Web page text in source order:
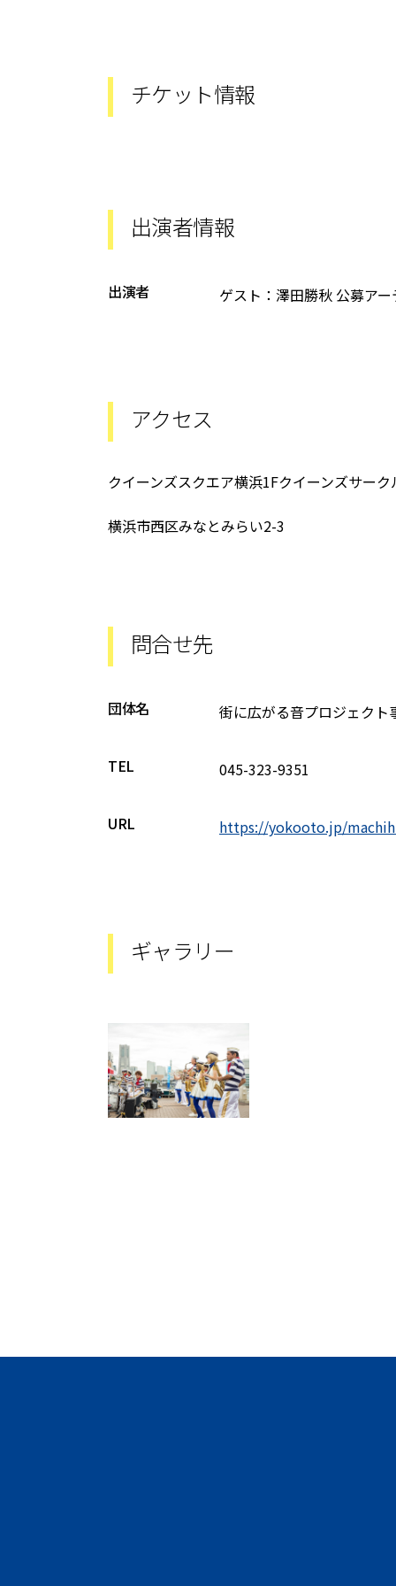
チケット情報
出演者情報
出演者 ゲスト：澤田勝秋 公募ア
アクセス
クイーンズスクエア横浜1Fクイーンズサーク
横浜市西区みなとみらい2-3
問合せ先
団体名 街に広がる音プロジェクト
TEL 045-323-9351
URL https://yokooto.jp/
ギャラリー